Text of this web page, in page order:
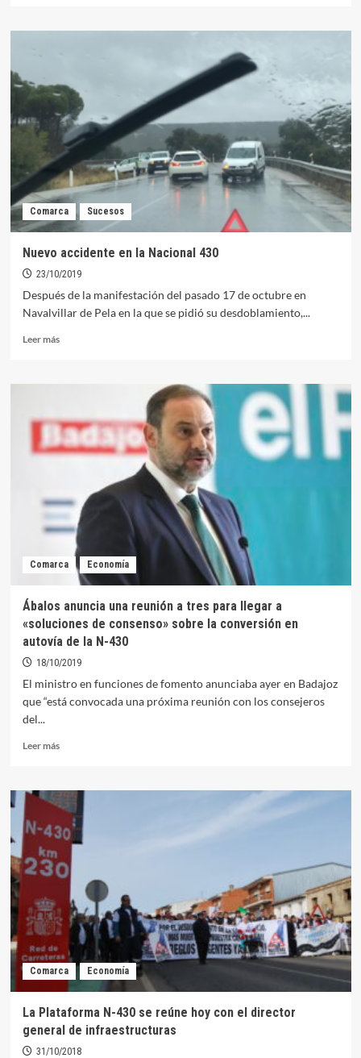
La
pide
reunión
con
el
nuevo
gobierno
Comarca Sucesos
Nuevo accidente en la Nacional 430
23/10/2019
Después de la manifestación del pasado 17 de octubre en
Navalvillar de Pela en la que se pidió su desdoblamiento,...
Leer másLeer
la
Nacional
430
Comarca Economía
Ábalos anuncia una reunión a tres para llegar a
«soluciones de consenso» sobre la conversión en
autovía de la N-430
18/10/2019
El ministro en funciones de fomento anunciaba ayer en Badajoz
que “está convocada una próxima reunión con los consejeros
del...
Leer másLeer
Ábalos
anuncia
una
reunión
tres
para
llegar
a
«soluciones
consenso»
sobre
en
autovía
de
Comarca Economía
La Plataforma N-430 se reúne hoy con el director
general de infraestructuras
31/10/2018